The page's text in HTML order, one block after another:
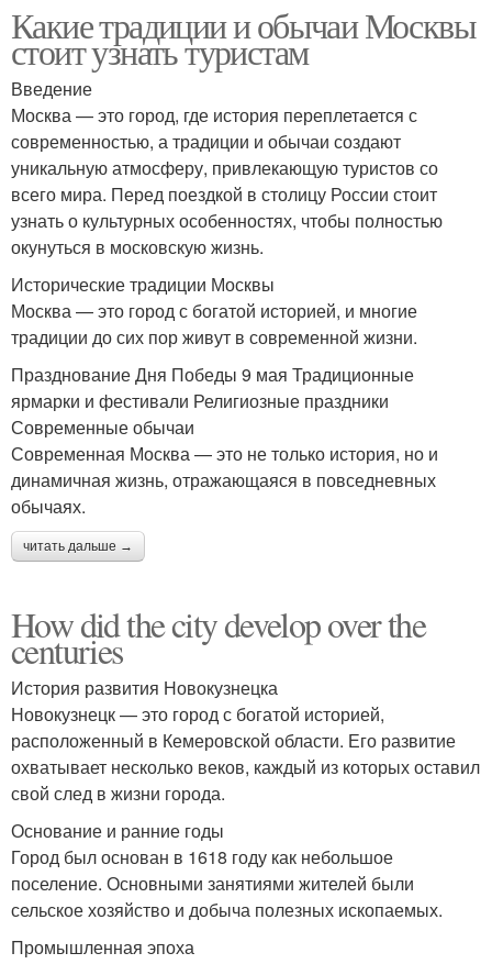
Какие традиции и обычаи Москвы
стоит узнать туристам
Введение
Москва — это город, где история переплетается с
современностью, а традиции и обычаи создают
уникальную атмосферу, привлекающую туристов со
всего мира. Перед поездкой в столицу России стоит
узнать о культурных особенностях, чтобы полностью
окунуться в московскую жизнь.
Исторические традиции Москвы
Москва — это город с богатой историей, и многие
традиции до сих пор живут в современной жизни.
Празднование Дня Победы 9 мая Традиционные
ярмарки и фестивали Религиозные праздники
Современные обычаи
Современная Москва — это не только история, но и
динамичная жизнь, отражающаяся в повседневных
обычаях.
читать дальше →
How did the city develop over the
centuries
История развития Новокузнецка
Новокузнецк — это город с богатой историей,
расположенный в Кемеровской области. Его развитие
охватывает несколько веков, каждый из которых оставил
свой след в жизни города.
Основание и ранние годы
Город был основан в 1618 году как небольшое
поселение. Основными занятиями жителей были
сельское хозяйство и добыча полезных ископаемых.
Промышленная эпоха